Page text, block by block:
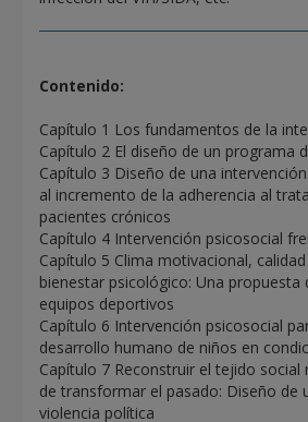
Contenido:
Capítulo 1 Los fundamentos de la
Capítulo 2 El diseño de un programa
Capítulo 3 Diseño de una
al incremento de la adherencia al
pacientes crónicos
Capítulo 4 Intervención psicosocial
Capítulo 5 Clima motivacional,
bienestar psicológico: Una propuesta
equipos deportivos
Capítulo 6 Intervención psicosocial
desarrollo humano de niños en
Capítulo 7 Reconstruir el tejido social
de transformar el pasado: Diseño de
violencia política